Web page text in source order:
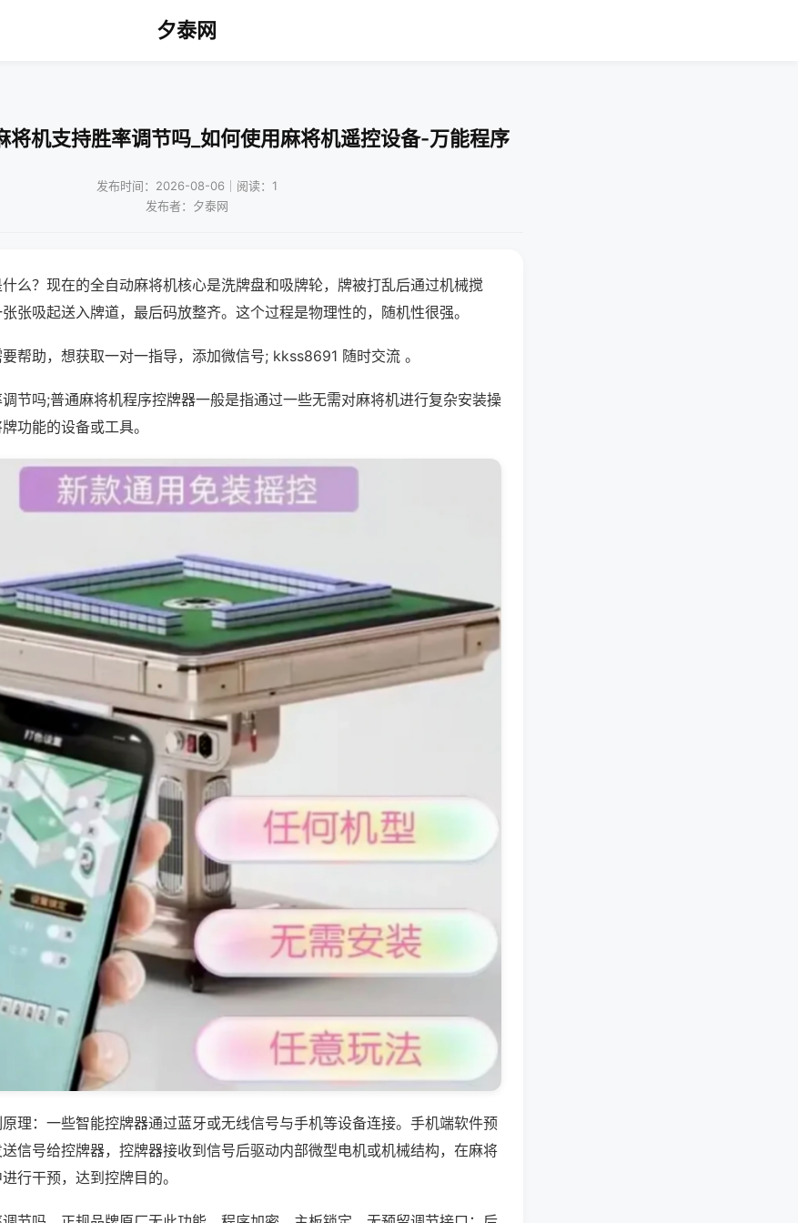
夕泰网
将机支持胜率调节吗_如何使用麻将机遥控设备-万能程序
发布时间：2026-08-06｜阅读：1
发布者：夕泰网
么？现在的全自动麻将机核心是洗牌盘和吸牌轮，牌被打乱后通过机械搅
张吸起送入牌道，最后码放整齐。这个过程是物理性的，随机性很强。
帮助，想获取一对一指导，添加微信号; kkss8691 随时交流 。
节吗;普通麻将机程序控牌器一般是指通过一些无需对麻将机进行复杂安装操
功能的设备或工具。
理：一些智能控牌器通过蓝牙或无线信号与手机等设备连接。手机端软件预
信号给控牌器，控牌器接收到信号后驱动内部微型电机或机械结构，在麻将
行干预，达到控牌目的。